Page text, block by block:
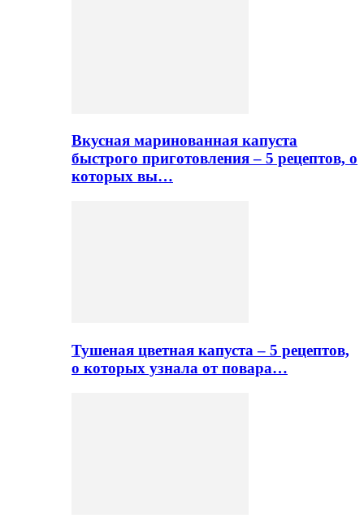
Вкусная маринованная капуста
быстрого приготовления – 5 рецептов, о
которых вы…
Тушеная цветная капуста – 5 рецептов,
о которых узнала от повара…